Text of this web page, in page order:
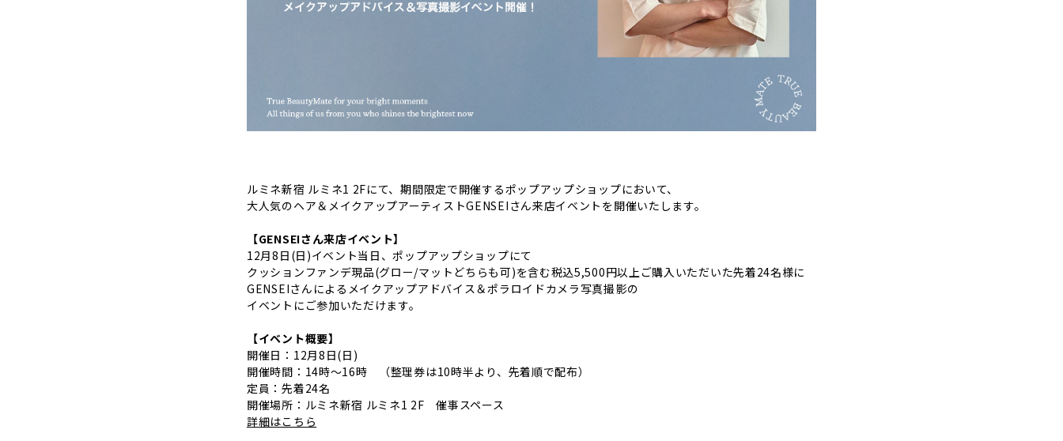
ルミネ新宿 ルミネ1 2Fにて、期間限定で開催するポップアップショップにおいて、
大人気のヘア＆メイクアップアーティストGENSEIさん来店イベントを開催いたします。
【GENSEIさん来店イベント】
12月8日(日)イベント当日、ポップアップショップにて
クッションファンデ現品(グロー/マットどちらも可)を含む税込5,500円以上ご購入いただいた先着24名様に
GENSEIさんによるメイクアップアドバイス＆ポラロイドカメラ写真撮影の
イベントにご参加いただけます。
【イベント概要】
開催日：12月8日(日)
開催時間：14時～16時 （整理券は10時半より、先着順で配布）
定員：先着24名
開催場所：ルミネ新宿 ルミネ1 2F 催事スペース
詳細はこちら